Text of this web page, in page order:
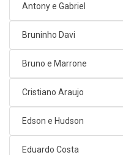
Antony e Gabriel
Bruninho Davi
Bruno e Marrone
Cristiano Araujo
Edson e Hudson
Eduardo Costa